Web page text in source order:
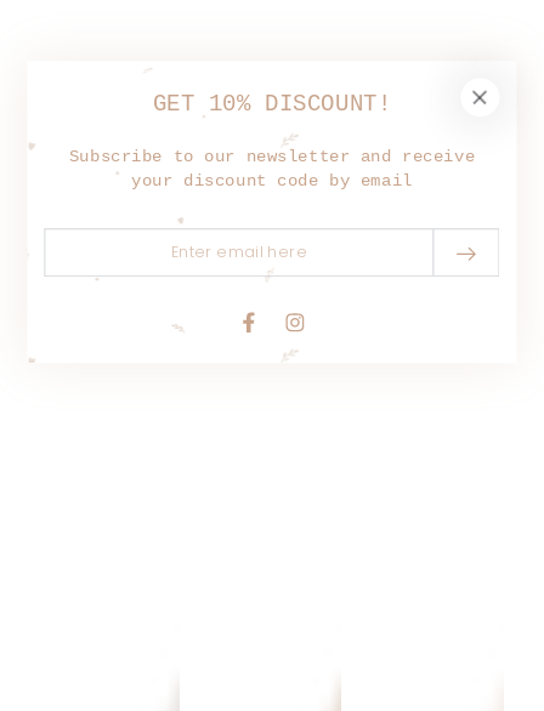
GET 10% DISCOUNT!
Subscribe to our newsletter and receive
your discount code by email
email
FacebookInstagram